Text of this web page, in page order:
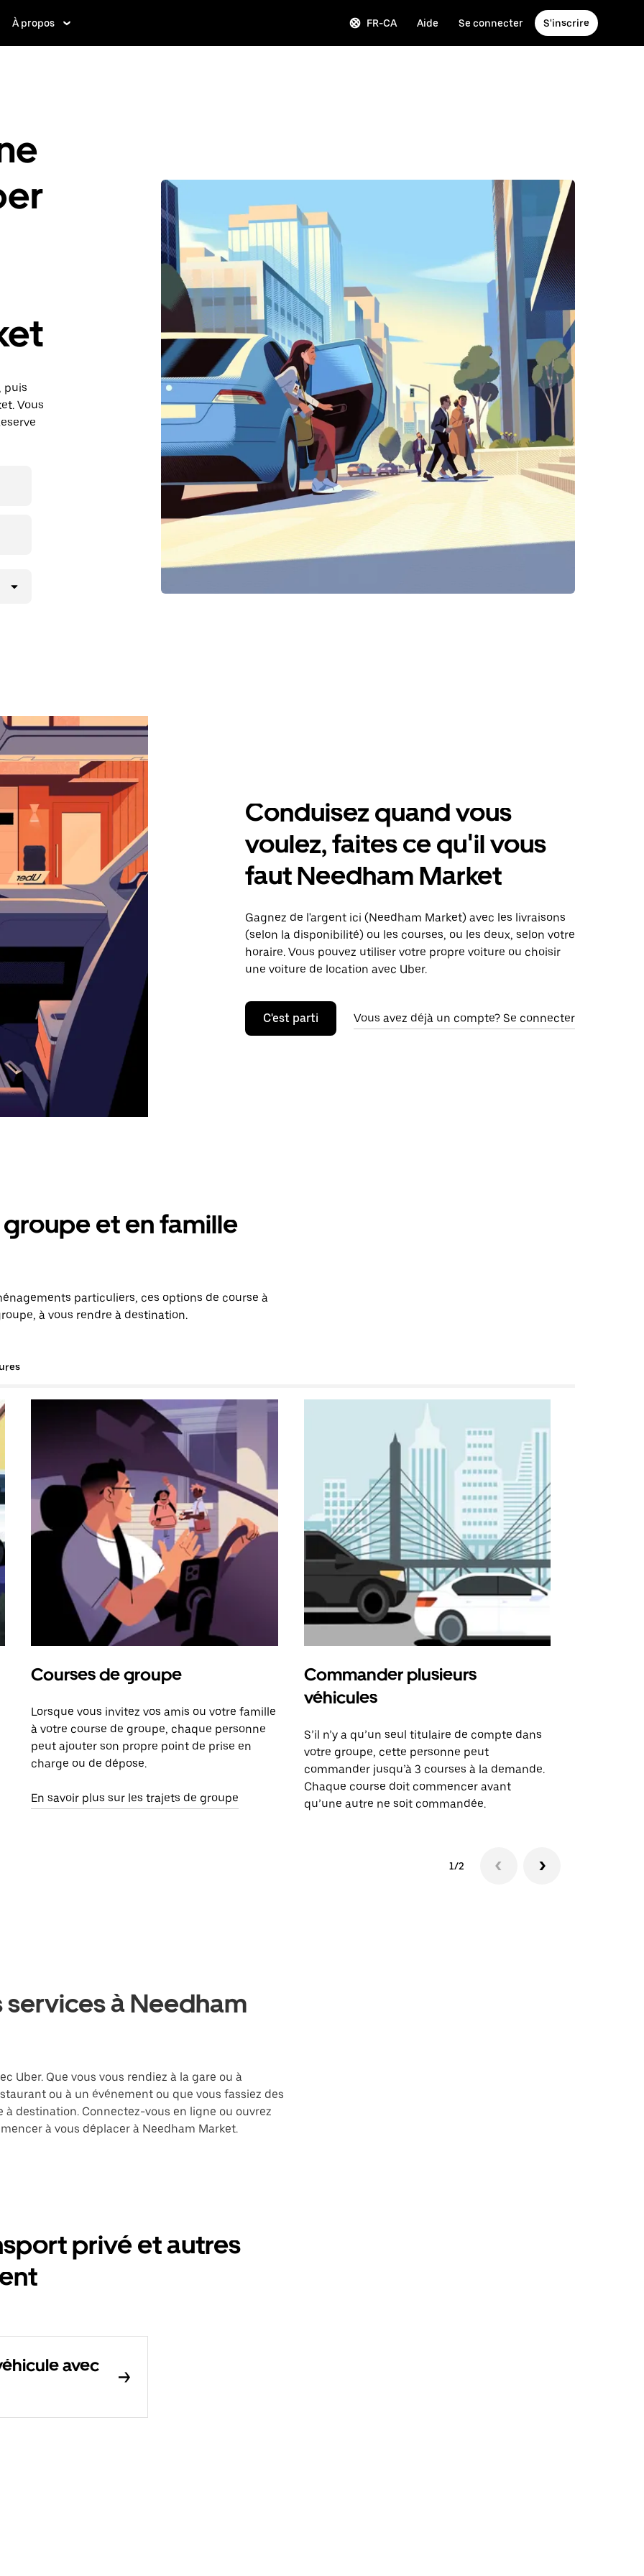
À propos FR-CA Aide Se connecter S'inscrire
puis
Vous
Conduisez quand vous
voulez, faites ce qu'il vous
faut Needham Market
Gagnez de l'argent ici (Needham Market) avec les livraisons
(selon la disponibilité) ou les courses, ou les deux, selon votre
horaire. Vous pouvez utiliser votre propre voiture ou choisir
une voiture de location avec Uber.
C'est parti Vous avez déjà un compte? Se connecter
et en famille
particuliers, ces options de course à
à vous rendre à destination.
Courses de groupe
Lorsque vous invitez vos amis ou votre famille
à votre course de groupe, chaque personne
peut ajouter son propre point de prise en
charge ou de dépose.
En savoir plus sur les trajets de groupe
Commander plusieurs
véhicules
S’il n’y a qu’un seul titulaire de compte dans
votre groupe, cette personne peut
commander jusqu’à 3 courses à la demande.
Chaque course doit commencer avant
qu’une autre ne soit commandée.
1/2
à Needham
Uber. Que vous vous rendiez à la gare ou à
ou à un événement ou que vous fassiez des
destination. Connectez-vous en ligne ou ouvrez
à vous déplacer à Needham Market.
privé et autres
avec